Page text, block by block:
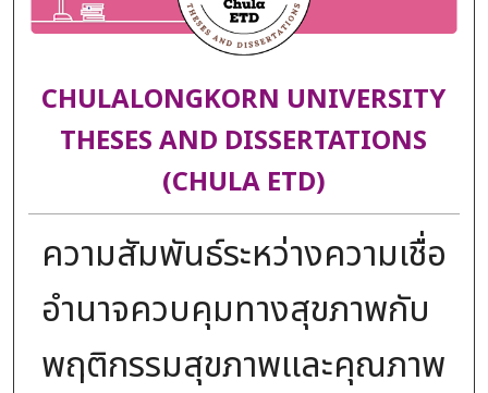
CHULALONGKORN UNIVERSITY
THESES AND DISSERTATIONS
(CHULA ETD)
ความสัมพันธ์ระหว่างความเชื่อ
อำนาจควบคุมทางสุขภาพกับ
พฤติกรรมสุขภาพและคุณภาพ